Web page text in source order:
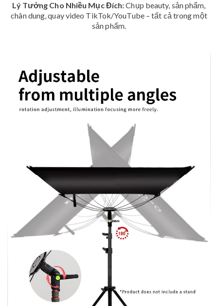
Lý Tưởng Cho Nhiều Mục Đích:Chụp beauty, sản phẩm,
chân dung, quay video TikTok/YouTube – tất cả trong một
sản phẩm.